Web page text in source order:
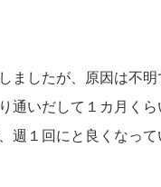
ましたが、原因は不
通いだして１カ月く
週１回にと良くなって